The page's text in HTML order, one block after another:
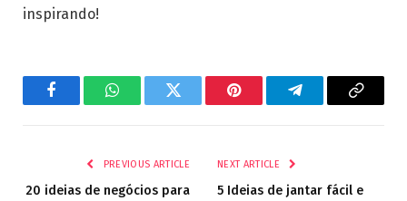
inspirando!
FacebookWhatsAppTwitter Pinterest TelegramCopy
PREVIOUS ARTICLE
20 ideias de negócios para
NEXT ARTICLE
5 Ideias de jantar fácil e